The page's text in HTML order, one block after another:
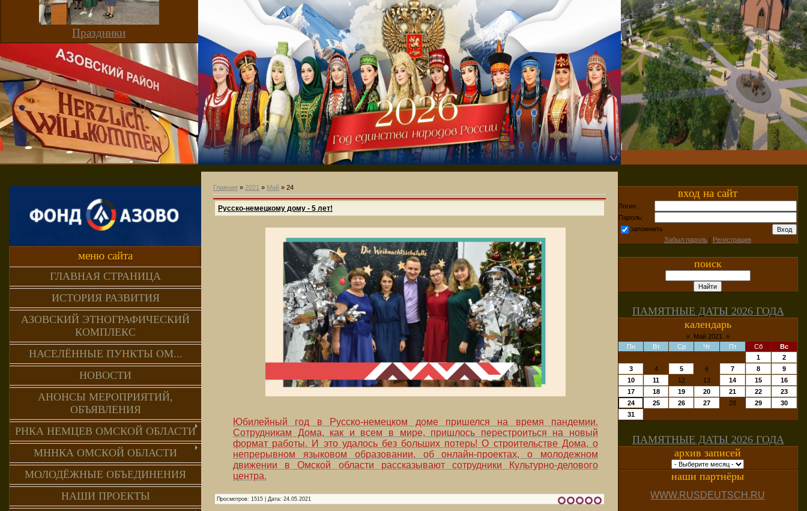
Праздники
меню сайта
ГЛАВНАЯ СТРАНИЦА
ИСТОРИЯ РАЗВИТИЯ
АЗОВСКИЙ ЭТНОГРАФИЧЕСКИЙ
КОМПЛЕКС
НАСЕЛЁННЫЕ ПУНКТЫ ОМ...
НОВОСТИ
АНОНСЫ МЕРОПРИЯТИЙ,
ОБЪЯВЛЕНИЯ
РНКА НЕМЦЕВ ОМСКОЙ ОБЛАСТИ
МННКА ОМСКОЙ ОБЛАСТИ
МОЛОДЁЖНЫЕ ОБЪЕДИНЕНИЯ
НАШИ ПРОЕКТЫ
Главная » 2021 » Май » 24
Русско-немецкому дому - 5 лет!
Юбилейный год в Русско-немецком доме пришелся на время пандемии.
Сотрудникам Дома, как и всем в мире, пришлось перестроиться на новый
формат работы. И это удалось без больших потерь! О строительстве Дома, о
непрерывном языковом образовании, об онлайн-проектах, о молодежном
движении в Омской области рассказывают сотрудники Культурно-делового
центра.
Просмотров: 1515 Дата: 24.05.2021
вход на сайт
Логин:
Пароль:
запомнить
Забыл пароль | Регистрация
поиск
ПАМЯТНЫЕ ДАТЫ 2026 ГОДА
календарь
« Май 2021
»
Пн
Вт Ср Чт Пт Сб
Вс
1
2
3
4 5 6 7 8
9
10
11 12 13 14 15
16
17
18 19 20 21 22
23
24
25 26 27 28 29
30
31
ПАМЯТНЫЕ ДАТЫ 2026 ГОДА
архив записей
наши партнёры
WWW.RUSDEUTSCH.RU